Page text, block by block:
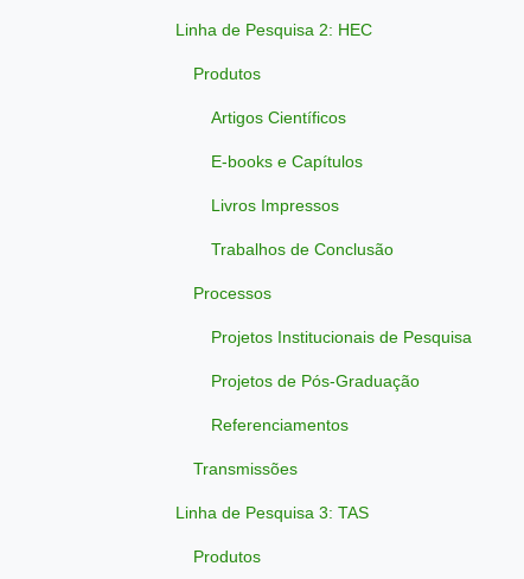
Linha de Pesquisa 2: HEC
Produtos
Artigos Científicos
E-books e Capítulos
Livros Impressos
Trabalhos de Conclusão
Processos
Projetos Institucionais de Pesquisa
Projetos de Pós-Graduação
Referenciamentos
Transmissões
Linha de Pesquisa 3: TAS
Produtos